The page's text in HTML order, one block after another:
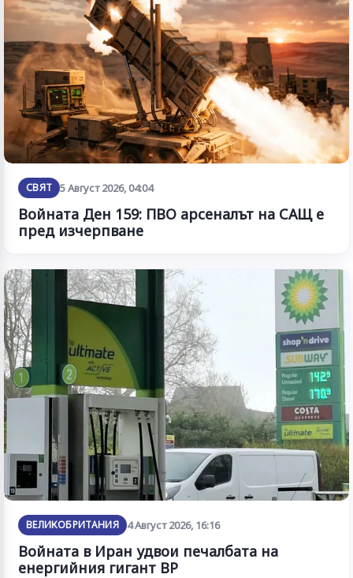
СВЯТ 5 Август 2026, 04:04
Войната Ден 159: ПВО арсеналът на САЩ е
пред изчерпване
ВЕЛИКОБРИТАНИЯ 4 Август 2026, 16:16
Войната в Иран удвои печалбата на
енергийния гигант BP